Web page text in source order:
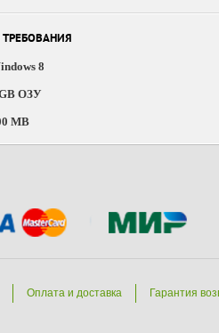
8
ОЗУ
MB
Оплата и доставка Гарантия